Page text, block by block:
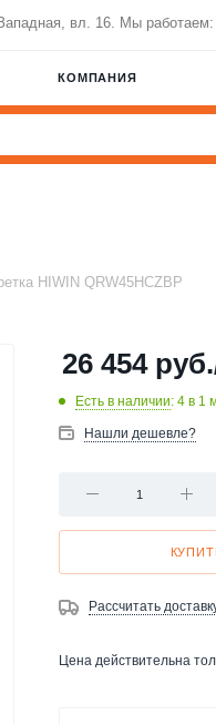
вл. 16. Мы
КОМПАНИЯ
HIWIN QRW45HCZBP
26 454руб.
Есть в наличии: 4 в 1
Нашли дешевле?
Рассчитать
Цена действительна